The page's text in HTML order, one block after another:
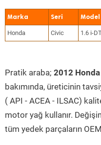
Marka Seri Model
Honda Civic 1.6 i-
Pratik araba; 2012
bakımında, üreticinin
( API - ACEA - ILSAC)
motor yağ kullanır.
tüm yedek parçaların